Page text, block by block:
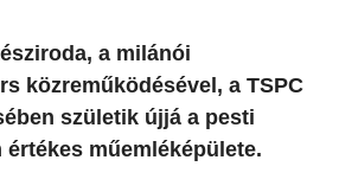
a milánói
közreműködésével, a TSPC
születik újjá a pesti
műemléképülete.